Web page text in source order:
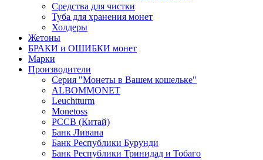
Средства для чистки
Туба для хранения монет
Холдеры
Жетоны
БРАКИ и ОШИБКИ монет
Марки
Производители
Серия "Монеты в Вашем кошельке"
ALBOMMONET
Leuchtturm
Monetoss
PCCB (Китай)
Банк Ливана
Банк Республики Бурунди
Банк Республики Тринидад и Тобаго